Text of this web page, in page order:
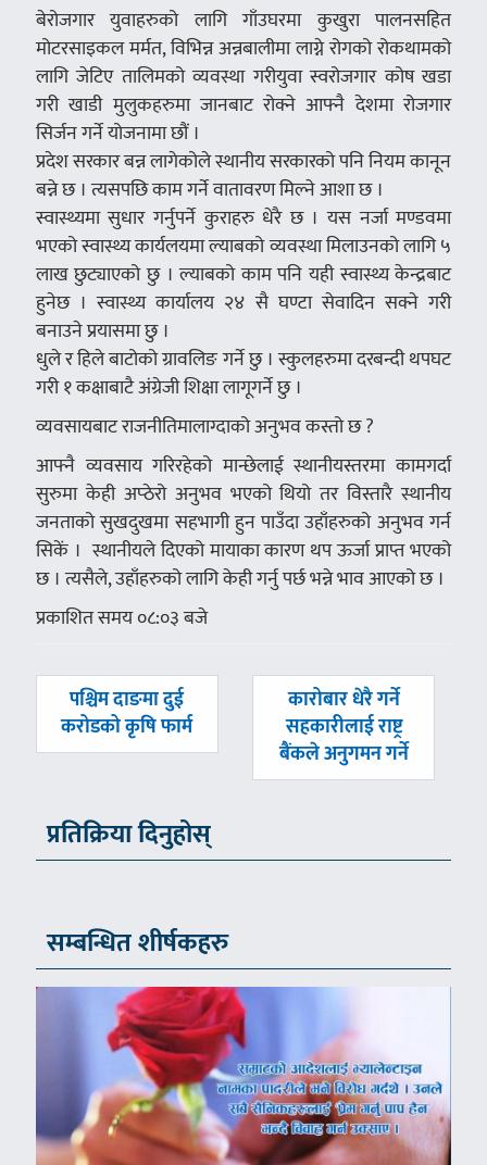
बेरोजगार युवाहरुको लागि गाँउघरमा कुखुरा पालनसहित
मोटरसाइकल मर्मत, विभिन्न अन्नबालीमा लाग्ने रोगको रोकथामको
लागि जेटिए तालिमको व्यवस्था गरीयुवा स्वरोजगार कोष खडा
गरी खाडी मुलुकहरुमा जानबाट रोक्ने आफ्नै देशमा रोजगार
सिर्जन गर्ने योजनामा छौं ।
प्रदेश सरकार बन्न लागेकोले स्थानीय सरकारको पनि नियम कानून
बन्ने छ । त्यसपछि काम गर्ने वातावरण मिल्ने आशा छ ।
स्वास्थ्यमा सुधार गर्नुपर्ने कुराहरु धेरै छ । यस नर्जा मण्डवमा
भएको स्वास्थ्य कार्यलयमा ल्याबको व्यवस्था मिलाउनको लागि ५
लाख छुट्याएको छु । ल्याबको काम पनि यही स्वास्थ्य केन्द्रबाट
हुनेछ । स्वास्थ्य कार्यालय २४ सै घण्टा सेवादिन सक्ने गरी
बनाउने प्रयासमा छु ।
धुले र हिले बाटोको ग्रावलिङ गर्ने छु । स्कुलहरुमा दरबन्दी थपघट
गरी १ कक्षाबाटै अंग्रेजी शिक्षा लागूगर्ने छु ।
व्यवसायबाट राजनीतिमालाग्दाको अनुभव कस्तो छ ?
आफ्नै व्यवसाय गरिरहेको मान्छेलाई स्थानीयस्तरमा कामगर्दा
सुरुमा केही अप्ठेरो अनुभव भएको थियो तर विस्तारै स्थानीय
जनताको सुखदुखमा सहभागी हुन पाउँदा उहाँहरुको अनुभव गर्न
सिकें । स्थानीयले दिएको मायाका कारण थप ऊर्जा प्राप्त भएको
छ । त्यसैले, उहाँहरुको लागि केही गर्नु पर्छ भन्ने भाव आएको छ ।
प्रकाशित समय ०८:०३ बजे
पछिल्लाे
-
पश्चिम दाङमा दुई
करोडको कृषि फार्म
अघिल्लाे
-
कारोबार धेरै गर्ने
सहकारीलाई राष्ट्र
बैंकले अनुगमन गर्ने
प्रतिक्रिया दिनुहोस्
सम्बन्धित शीर्षकहरु